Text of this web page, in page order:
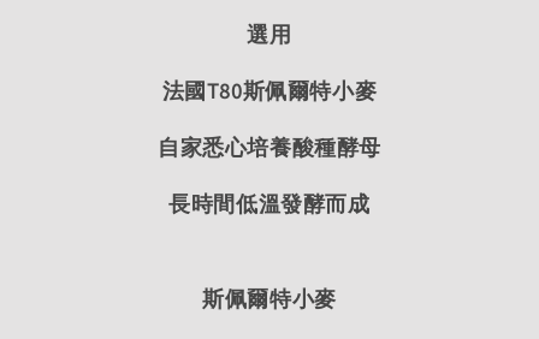
選用
法國T80斯佩爾特小麥
自家悉心培養酸種酵母
長時間低溫發酵而成
斯佩爾特小麥